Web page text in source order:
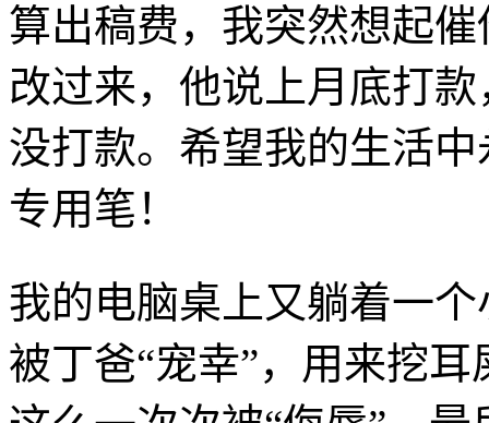
算出稿费，我突然想起
改过来，他说上月底打
没打款。希望我的生活
专用笔！
我的电脑桌上又躺着一
被丁爸“宠幸”，用来挖